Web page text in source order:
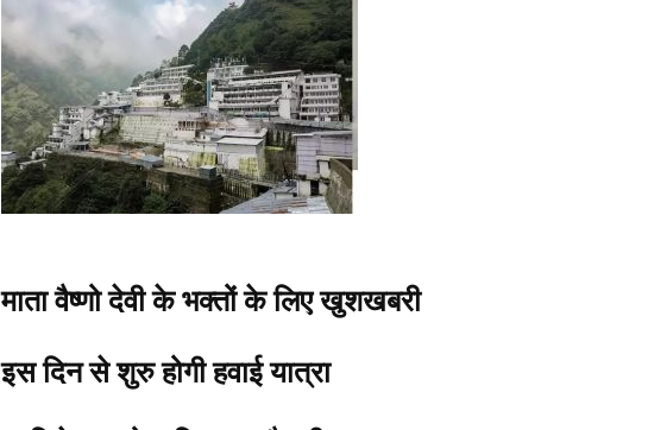
माता वैष्णो देवी के भक्तों के लिए खुशखबरी
इस दिन से शुरु होगी हवाई यात्रा